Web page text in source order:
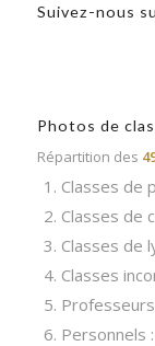
Suivez-nous
Photos de
Répartition des
1. Classes de
2. Classes de
3. Classes de
4. Classes
5.
6. Personnels